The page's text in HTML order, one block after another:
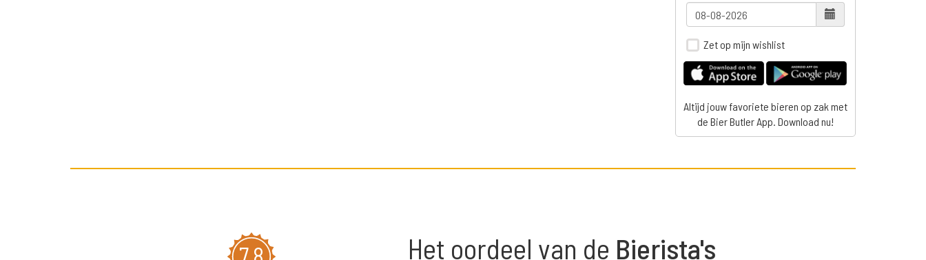
Zet op mijn wishlist
Altijd jouw favoriete bieren op zak met
de Bier Butler App. Download nu!
Het oordeel van de Bierista's